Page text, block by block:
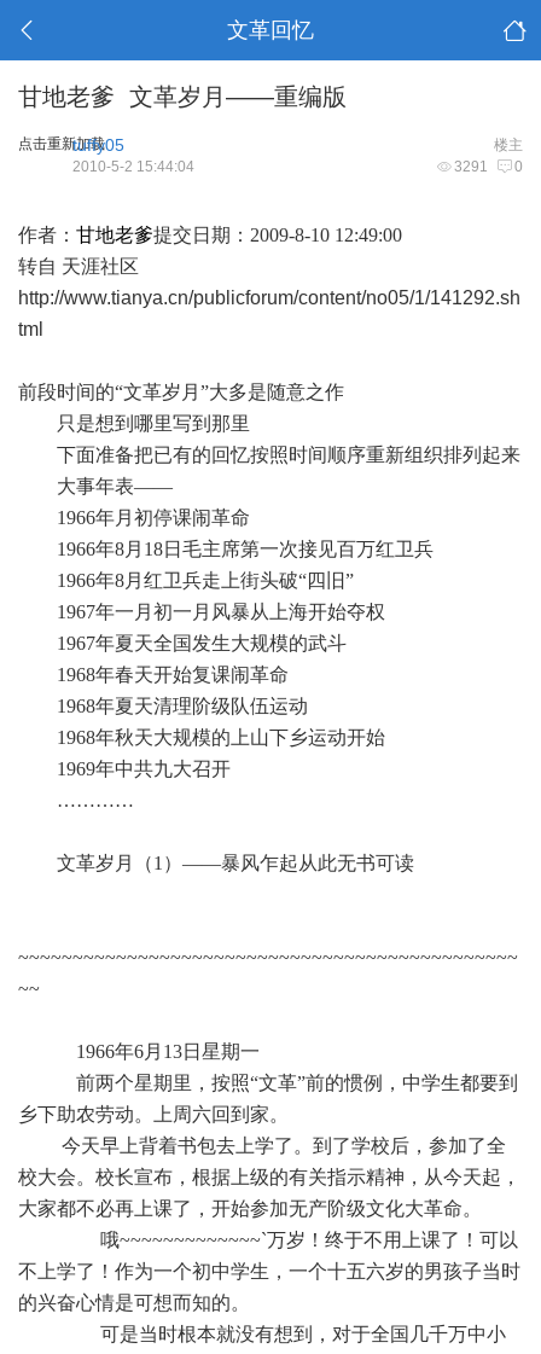
文革回忆
甘地老爹 文革岁月——重编版
点击重新加载 楼主
tuffy05
3291 0
2010-5-2 15:44:04
作者： 甘地老爹提交日期：2009-8-10 12:49:00
转自 天涯社区
http://www.tianya.cn/publicforum/content/no05/1/141292.sh
tml
前段时间的“文革岁月”大多是随意之作
只是想到哪里写到那里
下面准备把已有的回忆按照时间顺序重新组织排列起来
大事年表——
1966年月初停课闹革命
1966年8月18日毛主席第一次接见百万红卫兵
1966年8月红卫兵走上街头破“四旧”
1967年一月初一月风暴从上海开始夺权
1967年夏天全国发生大规模的武斗
1968年春天开始复课闹革命
1968年夏天清理阶级队伍运动
1968年秋天大规模的上山下乡运动开始
1969年中共九大召开
…………
文革岁月（1）——暴风乍起从此无书可读
~~~~~~~~~~~~~~~~~~~~~~~~~~~~~~~~~~~~~~~~~~~~~~
~~
1966年6月13日星期一
前两个星期里，按照“文革”前的惯例，中学生都要到
乡下助农劳动。上周六回到家。
今天早上背着书包去上学了。到了学校后，参加了全
校大会。校长宣布，根据上级的有关指示精神，从今天起，
大家都不必再上课了，开始参加无产阶级文化大革命。
哦~~~~~~~~~~~~~`万岁！终于不用上课了！可以
不上学了！作为一个初中学生，一个十五六岁的男孩子当时
的兴奋心情是可想而知的。
可是当时根本就没有想到，对于全国几千万中小